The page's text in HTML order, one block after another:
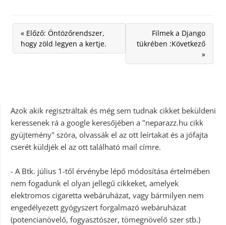
« Előző: Öntözőrendszer,
hogy zöld legyen a kertje.
Filmek a Django
tükrében :Következő
»
Azok akik regisztráltak és még sem tudnak cikket beküldeni
keressenek rá a google keresőjében a "neparazz.hu cikk
gyüjtemény" szóra, olvassák el az ott leírtakat és a jófajta
cserét küldjék el az ott található mail címre.
- A Btk. július 1-től érvénybe lépő módosítása értelmében
nem fogadunk el olyan jellegű cikkeket, amelyek
elektromos cigaretta webáruházat, vagy bármilyen nem
engedélyezett gyógyszert forgalmazó webáruházat
(potencianövelő, fogyasztószer, tömegnövelő szer stb.)